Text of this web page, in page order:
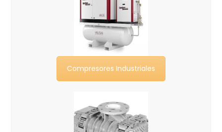
Compresores Industriales